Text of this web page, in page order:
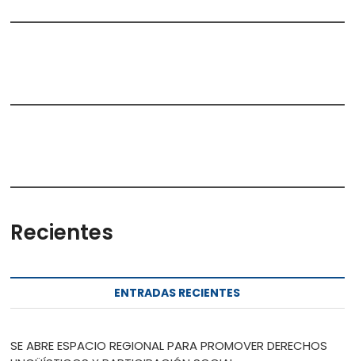
Recientes
ENTRADAS RECIENTES
SE ABRE ESPACIO REGIONAL PARA PROMOVER DERECHOS